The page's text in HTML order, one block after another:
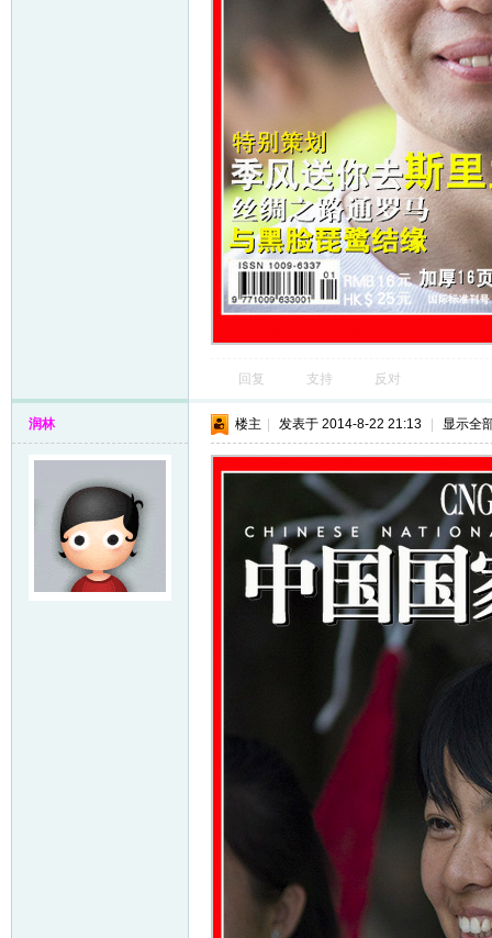
回复 支持 反对
润林 楼主 发表于 2014-8-22 21:13 显示全